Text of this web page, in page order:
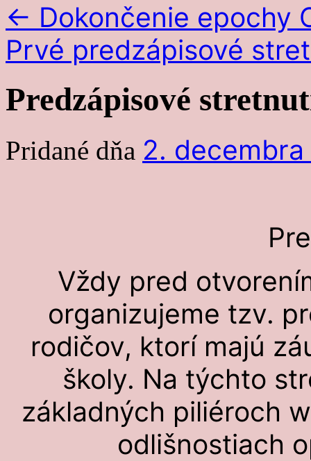
← Dokončenie epochy
Prvé predzápisové
Predzápisové
Pridané dňa 2. decembra
Vždy pred
organizujeme tzv.
rodičov, ktorí majú
školy. Na týchto
základných piliéroch
odlišnostiach